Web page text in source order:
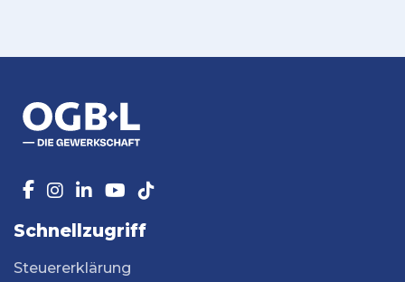
Schnellzugriff
Steuererklärung